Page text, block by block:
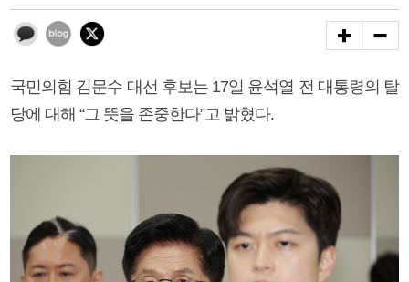
국민의힘 김문수 대선 후보는 17일 윤석열 전 대통령의 탈
당에 대해 “그 뜻을 존중한다”고 밝혔다.